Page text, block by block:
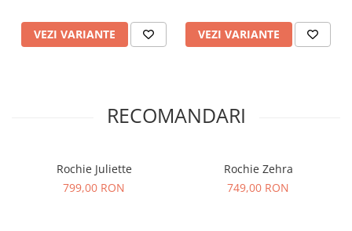
VEZI VARIANTE VEZI VARIANTE
RECOMANDARI
Rochie Juliette
799,00 RON
Rochie Zehra
749,00 RON